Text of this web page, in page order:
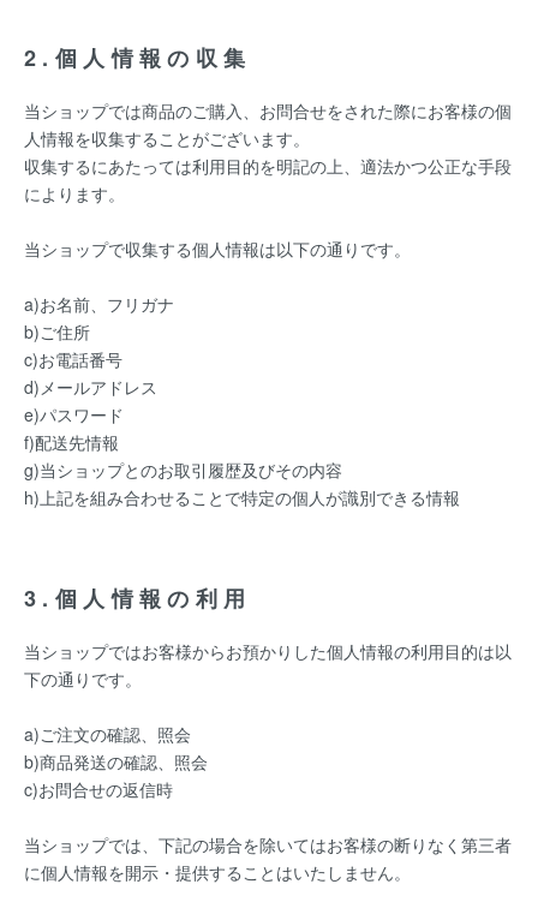
2.個人情報の収集
当ショップでは商品のご購入、お問合せをされた際にお客様の個
人情報を収集することがございます。
収集するにあたっては利用目的を明記の上、適法かつ公正な手段
によります。
当ショップで収集する個人情報は以下の通りです。
a)お名前、フリガナ
b)ご住所
c)お電話番号
d)メールアドレス
e)パスワード
f)配送先情報
g)当ショップとのお取引履歴及びその内容
h)上記を組み合わせることで特定の個人が識別できる情報
3.個人情報の利用
当ショップではお客様からお預かりした個人情報の利用目的は以
下の通りです。
a)ご注文の確認、照会
b)商品発送の確認、照会
c)お問合せの返信時
当ショップでは、下記の場合を除いてはお客様の断りなく第三者
に個人情報を開示・提供することはいたしません。